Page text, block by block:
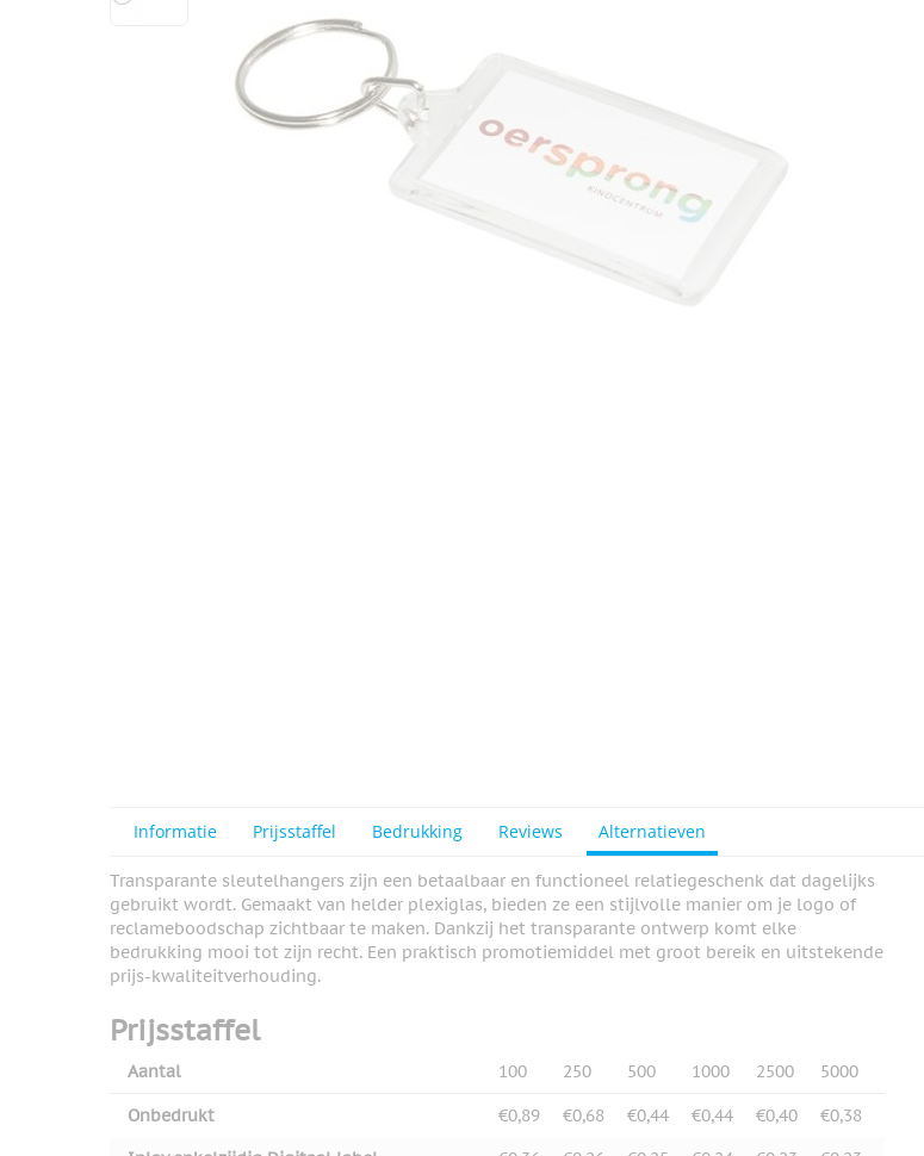
Informatie Prijsstaffel Bedrukking Reviews Alternatieven
Transparante sleutelhangers zijn een betaalbaar en functioneel relatiegeschenk dat dagelijks
gebruikt wordt. Gemaakt van helder plexiglas, bieden ze een stijlvolle manier om je logo of
reclameboodschap zichtbaar te maken. Dankzij het transparante ontwerp komt elke
bedrukking mooi tot zijn recht. Een praktisch promotiemiddel met groot bereik en uitstekende
prijs-kwaliteitverhouding.
Prijsstaffel
Aantal 100 250 500 1000 2500 5000
Onbedrukt €0,89 €0,68 €0,44 €0,44 €0,40
€0,38